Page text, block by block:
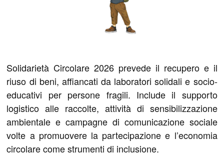
Solidarietà Circolare 2026 prevede il recupero e il
riuso di beni, affiancati da laboratori solidali e socio-
educativi per persone fragili. Include il supporto
logistico alle raccolte, attività di sensibilizzazione
ambientale e campagne di comunicazione sociale
volte a promuovere la partecipazione e l’economia
circolare come strumenti di inclusione.